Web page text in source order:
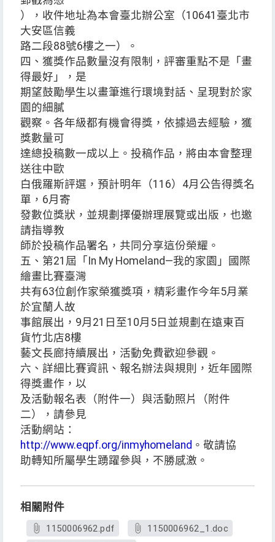
），收件地址為本會臺北辦公室（10641臺北市
大安區信義
路二段88號6樓之一）。
四、獲獎作品數量沒有限制，評審重點不是「畫
得最好」，是
期望鼓勵學生以畫筆進行環境對話、呈現對於家
園的細膩
觀察。各年級都有機會得獎，依據過去經驗，獲
獎數量可
達總投稿數一成以上。投稿作品，將由本會整理
送往中歐
白俄羅斯評選，預計明年（116）4月公告得獎名
單，6月寄
發數位獎狀，並規劃擇優辦理展覽或出版，也邀
請指導教
師於投稿作品署名，共同分享這份榮耀。
五、第21屆「In My Homeland—我的家園」國際
繪畫比賽臺灣
共有63位創作家榮獲獎項，精彩畫作今年5月業
於宜蘭人故
事館展出，9月21日至10月5日並規劃在遠東百
貨竹北店8樓
藝文長廊持續展出，活動免費歡迎參觀。
六、詳細比賽資訊、報名辦法與規則，近年國際
得獎畫作，以
及活動報名表（附件一）與活動照片（附件
二），請參見
活動網站：
http://www.eqpf.org/inmyhomeland 。敬請協
助轉知所屬學生踴躍參與，不勝感激。
相關附件
1150006962.pdf
1150006962_1.doc